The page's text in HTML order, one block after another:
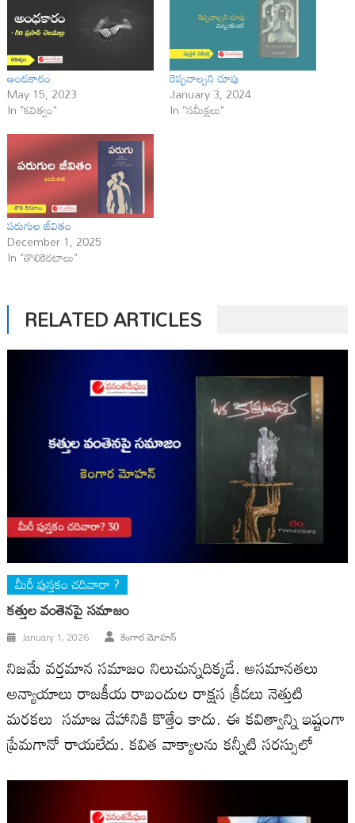
అంధకారం
May 15, 2023
In "కవిత్వం"
రెప్పవాల్చని చూపు
January 3, 2024
In "సమీక్షలు"
పరుగుల జీవితం
December 1, 2025
In "తొలికెరటాలు"
RELATED ARTICLES
మీరీ పుస్తకం చదివారా ?
కత్తుల వంతెనపై సమాజం
January 1, 2026 కెంగార మోహన్
నిజమే వర్తమాన సమాజం నిలుచున్నదిక్కడే. అసమానతలు
అన్యాయాలు రాజకీయ రాబందుల రాక్షస క్రీడలు నెత్తుటి
మరకలు సమాజ దేహానికి కొత్తేం కాదు. ఈ కవిత్వాన్ని ఇష్టంగా
ప్రేమగానో రాయలేదు. కవిత వాక్యాలను కన్నీటి సరస్సులో